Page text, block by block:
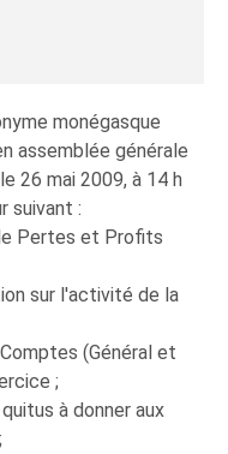
monégasque
assemblée générale
26 mai 2009, à 14 h
suivant :
Pertes et Profits
sur l'activité de la
(Général et
;
à donner aux